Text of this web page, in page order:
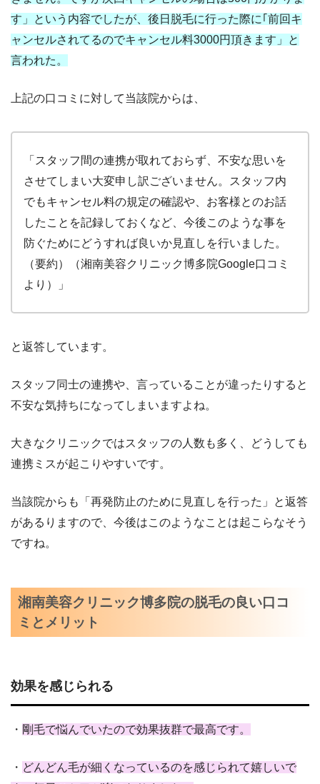
す」という内容でしたが、後日脱毛に行った際に｢前回キ
ャンセルされてるのでキャンセル料3000円頂きます」と
言われた。
上記の口コミに対して当該院からは、
「スタッフ間の連携が取れておらず、不安な思いを
させてしまい大変申し訳ございません。スタッフ内
でもキャンセル料の規定の確認や、お客様とのお話
したことを記録しておくなど、今後このような事を
防ぐためにどうすれば良いか見直しを行いました。
（要約）（湘南美容クリニック博多院Google口コミ
より）」
と返答しています。
スタッフ同士の連携や、言っていることが違ったりすると
不安な気持ちになってしまいますよね。
大きなクリニックではスタッフの人数も多く、どうしても
連携ミスが起こりやすいです。
当該院からも「再発防止のために見直しを行った」と返答
があるりますので、今後はこのようなことは起こらなそう
ですね。
湘南美容クリニック博多院の脱毛の良い口コ
ミとメリット
効果を感じられる
・ 剛毛で悩んでいたので効果抜群で最高です。
・ どんどん毛が細くなっているのを感じられて嬉しいで